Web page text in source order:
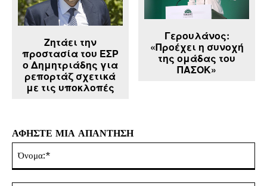
Ζητάει την
προστασία του ΕΣΡ
ο Δημητριάδης για
ρεπορτάζ σχετικά
με τις υποκλοπές
Γερουλάνος:
«Προέχει η συνοχή
της ομάδας του
ΠΑΣΟΚ»
ΑΦΗΣΤΕ ΜΙΑ ΑΠΑΝΤΗΣΗ